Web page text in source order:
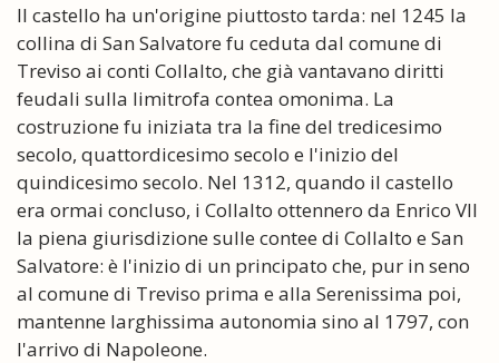
Il castello ha un'origine piuttosto tarda: nel 1245 la
collina di San Salvatore fu ceduta dal comune di
Treviso ai conti Collalto, che già vantavano diritti
feudali sulla limitrofa contea omonima. La
costruzione fu iniziata tra la fine del tredicesimo
secolo, quattordicesimo secolo e l'inizio del
quindicesimo secolo. Nel 1312, quando il castello
era ormai concluso, i Collalto ottennero da Enrico VII
la piena giurisdizione sulle contee di Collalto e San
Salvatore: è l'inizio di un principato che, pur in seno
al comune di Treviso prima e alla Serenissima poi,
mantenne larghissima autonomia sino al 1797, con
l'arrivo di Napoleone.